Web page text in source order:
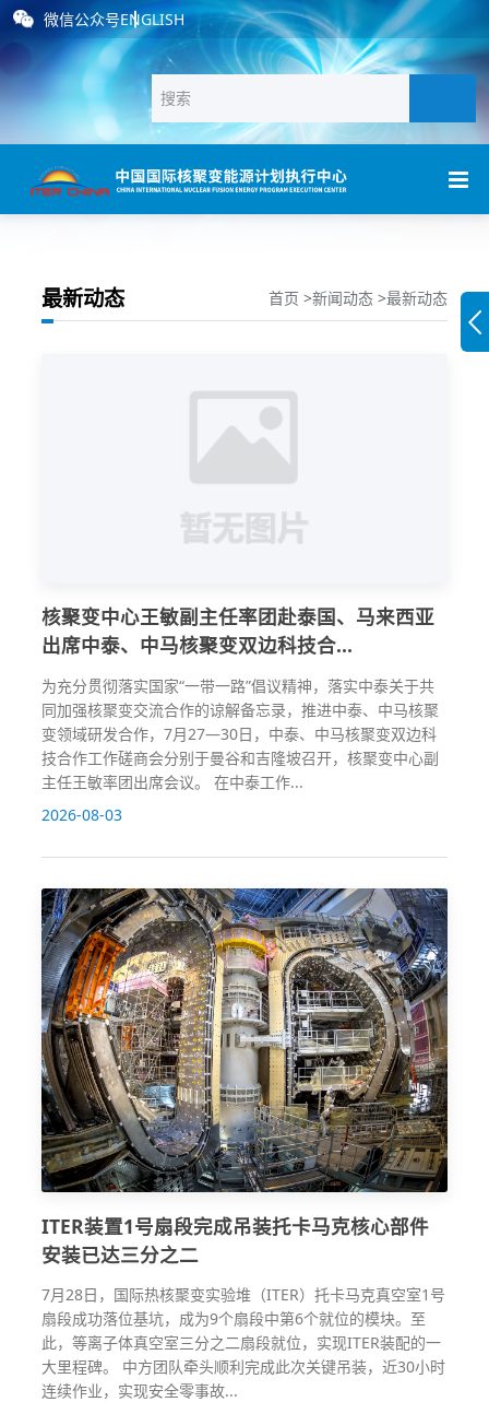
微信公众号ENGLISH
最新动态 首页 >新闻动态>最新动态
核聚变中心王敏副主任率团赴泰国、马来西亚
出席中泰、中马核聚变双边科技合...
为充分贯彻落实国家“一带一路”倡议精神，落实中泰关于共
同加强核聚变交流合作的谅解备忘录，推进中泰、中马核聚
变领域研发合作，7月27—30日，中泰、中马核聚变双边科
技合作工作磋商会分别于曼谷和吉隆坡召开，核聚变中心副
主任王敏率团出席会议。 在中泰工作...
2026-08-03
ITER装置1号扇段完成吊装托卡马克核心部件
安装已达三分之二
7月28日，国际热核聚变实验堆（ITER）托卡马克真空室1号
扇段成功落位基坑，成为9个扇段中第6个就位的模块。至
此，等离子体真空室三分之二扇段就位，实现ITER装配的一
大里程碑。 中方团队牵头顺利完成此次关键吊装，近30小时
连续作业，实现安全零事故...